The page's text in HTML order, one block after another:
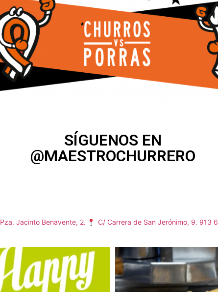
SÍGUENOS EN
@MAESTROCHURRERO
Pza. Jacinto Benavente, 2. C/ Carrera de San Jerónimo, 9. 913